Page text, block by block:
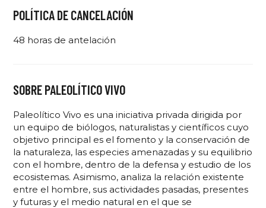
POLÍTICA DE CANCELACIÓN
48 horas de antelación
SOBRE PALEOLÍTICO VIVO
Paleolítico Vivo es una iniciativa privada dirigida por
un equipo de biólogos, naturalistas y científicos cuyo
objetivo principal es el fomento y la conservación de
la naturaleza, las especies amenazadas y su equilibrio
con el hombre, dentro de la defensa y estudio de los
ecosistemas. Asimismo, analiza la relación existente
entre el hombre, sus actividades pasadas, presentes
y futuras y el medio natural en el que se